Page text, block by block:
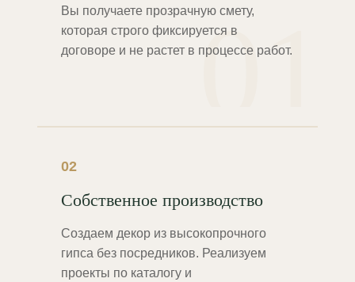
01
Вы получаете прозрачную смету,
которая строго фиксируется в
договоре и не растет в процессе работ.
02
Собственное производство
Создаем декор из высокопрочного
гипса без посредников. Реализуем
проекты по каталогу и